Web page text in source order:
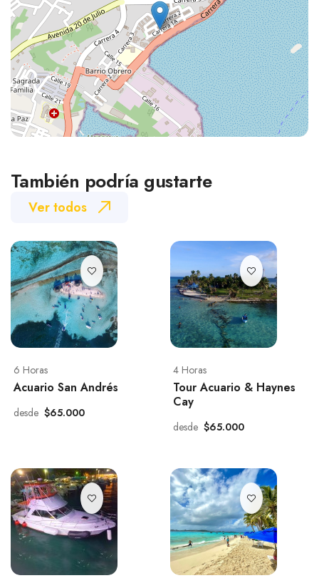
También podría gustarte
Ver todos
6 Horas
Acuario San Andrés
desde $65.000
4 Horas
Tour Acuario & Haynes
Cay
desde $65.000